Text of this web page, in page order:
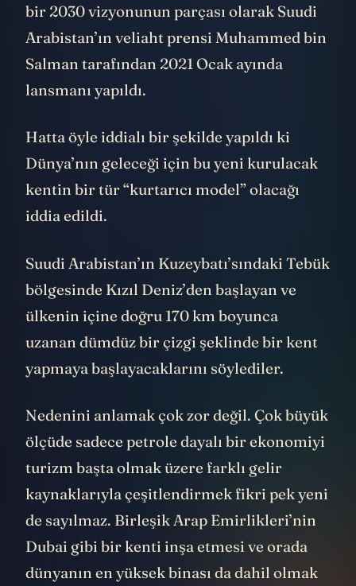
bir 2030 vizyonunun parçası olarak Suudi
Arabistan’ın veliaht prensi Muhammed bin
Salman tarafından 2021 Ocak ayında
lansmanı yapıldı.
Hatta öyle iddialı bir şekilde yapıldı ki
Dünya’nın geleceği için bu yeni kurulacak
kentin bir tür “kurtarıcı model” olacağı
iddia edildi.
Suudi Arabistan’ın Kuzeybatı’sındaki Tebük
bölgesinde Kızıl Deniz’den başlayan ve
ülkenin içine doğru 170 km boyunca
uzanan dümdüz bir çizgi şeklinde bir kent
yapmaya başlayacaklarını söylediler.
Nedenini anlamak çok zor değil. Çok büyük
ölçüde sadece petrole dayalı bir ekonomiyi
turizm başta olmak üzere farklı gelir
kaynaklarıyla çeşitlendirmek fikri pek yeni
de sayılmaz. Birleşik Arap Emirlikleri’nin
Dubai gibi bir kenti inşa etmesi ve orada
dünyanın en yüksek binası da dahil olmak